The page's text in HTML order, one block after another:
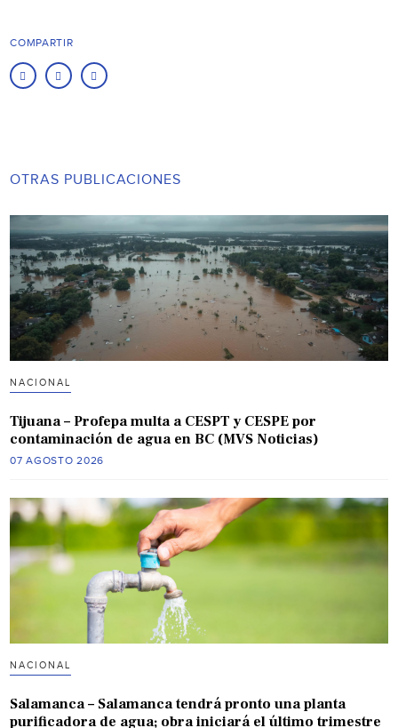
COMPARTIR
OTRAS PUBLICACIONES
NACIONAL
Tijuana – Profepa multa a CESPT y CESPE por
contaminación de agua en BC (MVS Noticias)
07 AGOSTO 2026
NACIONAL
Salamanca – Salamanca tendrá pronto una planta
purificadora de agua; obra iniciará el último trimestre